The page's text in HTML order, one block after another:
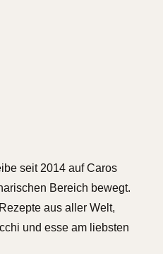
seit 2014 auf Caros
Bereich bewegt.
aus aller Welt,
und esse am liebsten